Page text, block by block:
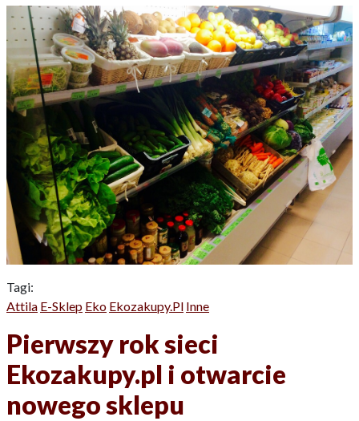
Tagi:
Attila E-Sklep Eko Ekozakupy.pl Inne
Pierwszy rok sieci
Ekozakupy.pl i otwarcie
nowego sklepu